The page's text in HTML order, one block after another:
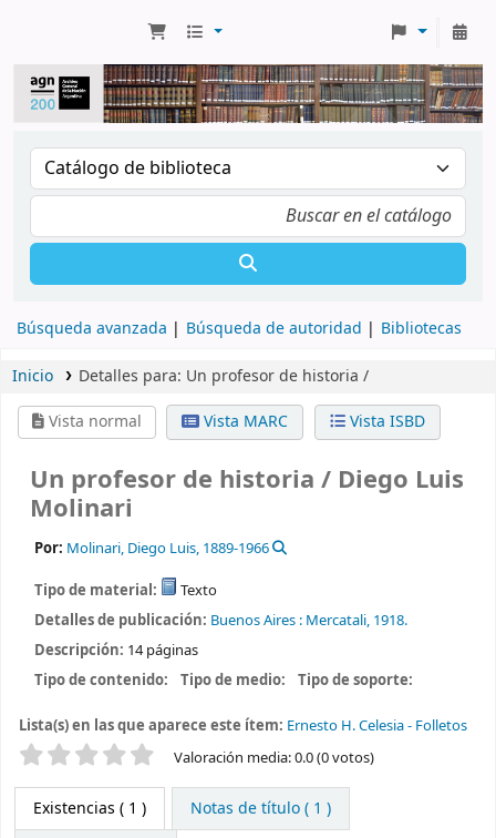
Búsqueda avanzada Búsqueda de autoridad Bibliotecas
Inicio Detalles para: Un profesor de historia /
Vista normal
Vista MARC Vista ISBD
Un profesor de historia / Diego Luis
Molinari
Por: Molinari, Diego Luis, 1889-1966
Tipo de material:
Texto
Detalles de publicación: Buenos Aires : Mercatali, 1918.
Descripción: 14 páginas
Tipo de contenido:
Tipo de medio: Tipo de soporte:
Lista(s) en las que aparece este ítem: Ernesto H. Celesia - Folletos
Valoración Valoración media: 0.0 (0 votos)
Existencias ( 1 )
Notas de título ( 1 )